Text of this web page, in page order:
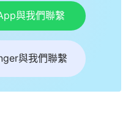
與我們聯繫
與我們聯繫